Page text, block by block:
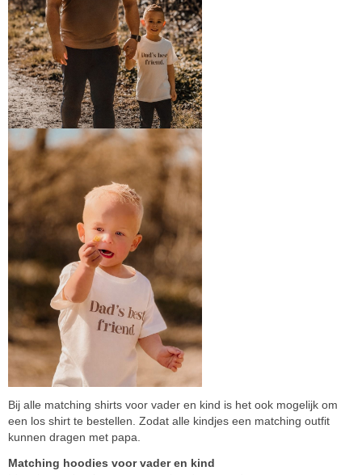
Bij alle matching shirts voor vader en kind is het ook mogelijk om
een los shirt te bestellen. Zodat alle kindjes een matching outfit
kunnen dragen met papa.
Matching hoodies voor vader en kind